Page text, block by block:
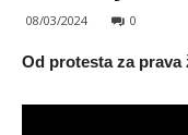
08/03/2024 0
Od protesta za